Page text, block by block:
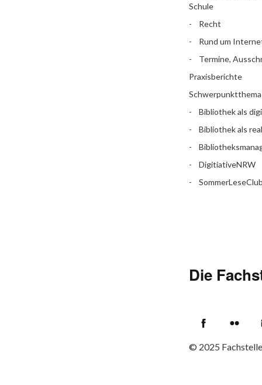
Schule
Recht
Rund um
Termine,
Praxisberichte
Schwerpunktthema
Bibliothek als
Bibliothek als
DigitiativeNRW
Die
© 2025